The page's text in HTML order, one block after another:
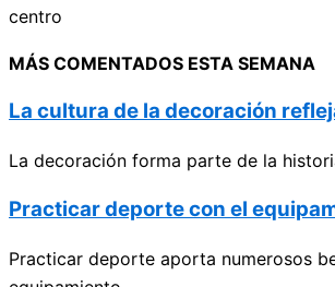
centro
MÁS COMENTADOS ESTA SEMANA
La cultura de la decoración
La decoración forma parte de la
Practicar deporte con el
Practicar deporte aporta numerosos